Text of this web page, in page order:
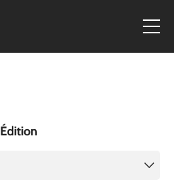
Édition